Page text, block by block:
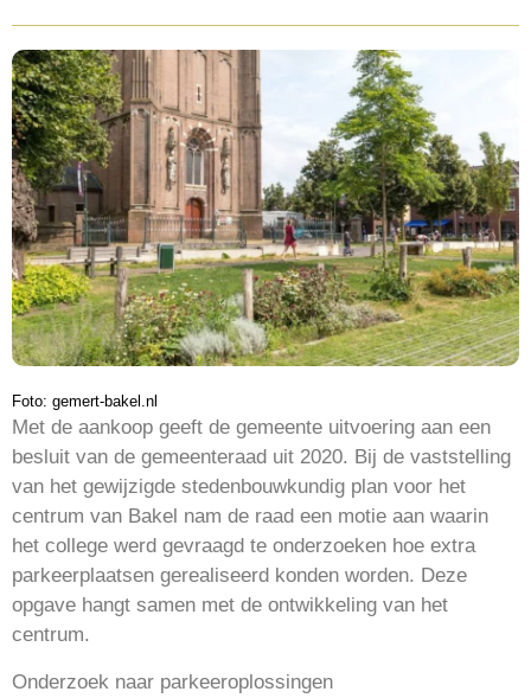
Foto: gemert-bakel.nl
Met de aankoop geeft de gemeente uitvoering aan een
besluit van de gemeenteraad uit 2020. Bij de vaststelling
van het gewijzigde stedenbouwkundig plan voor het
centrum van Bakel nam de raad een motie aan waarin
het college werd gevraagd te onderzoeken hoe extra
parkeerplaatsen gerealiseerd konden worden. Deze
opgave hangt samen met de ontwikkeling van het
centrum.
Onderzoek naar parkeeroplossingen